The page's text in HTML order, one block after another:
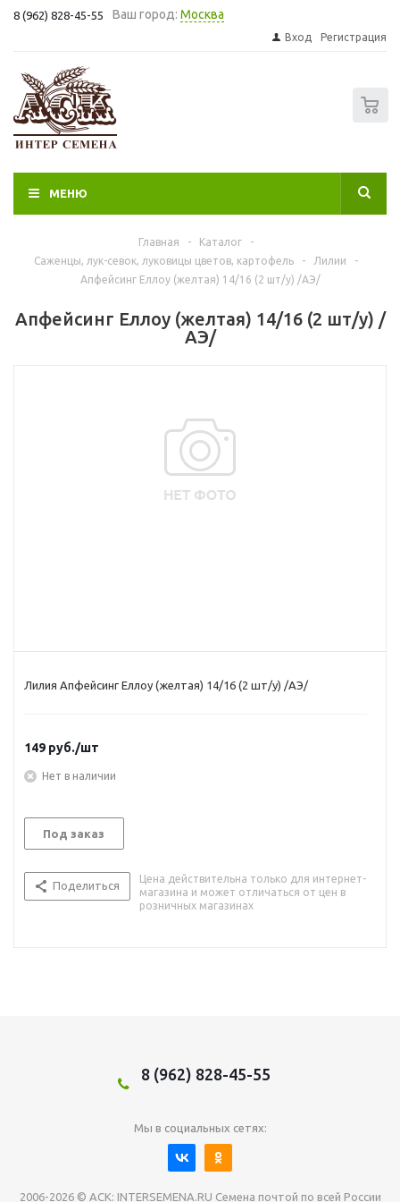
8 (962) 828-45-55 Ваш город: Москва
Вход Регистрация
МЕНЮ
Главная - Каталог
-
Саженцы, лук-севок, луковицы цветов, картофель
- Лилии
-
Апфейсинг Еллоу (желтая) 14/16 (2 шт/у) /АЭ/
Апфейсинг Еллоу (желтая) 14/16 (2 шт/у) /
АЭ/
Лилия Апфейсинг Еллоу (желтая) 14/16 (2 шт/у) /АЭ/
149 руб./шт
Нет в наличии
Под заказ
Поделиться
Цена действительна только для интернет-
магазина и может отличаться от цен в
розничных магазинах
8 (962) 828-45-55
Мы в социальных сетях:
2006-2026 © АСК: INTERSEMENA.RU Семена почтой по всей России